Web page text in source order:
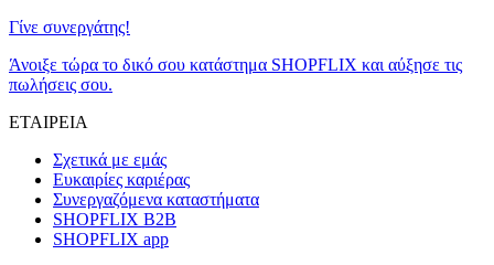
Γίνε συνεργάτης!
Άνοιξε τώρα το δικό σου κατάστημα SHOPFLIX και αύξησε τις
πωλήσεις σου.
ΕΤΑΙΡΕΙΑ
Σχετικά με εμάς
Ευκαιρίες καριέρας
Συνεργαζόμενα καταστήματα
SHOPFLIX B2B
SHOPFLIX app